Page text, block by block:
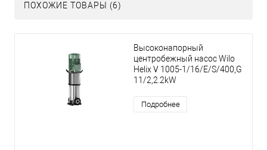
ПОХОЖИЕ ТОВАРЫ (6)
Высоконапорный
центробежный насос Wilo
Helix V 1005-1/16/E/S/400,G
11/2,2.2kW
Подробнее